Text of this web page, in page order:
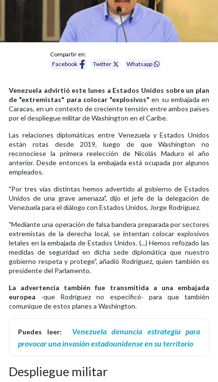
Compartir en:
Facebook
Twitter Whatsapp
Venezuela advirtió este lunes a Estados Unidos sobre un plan
de "extremistas" para colocar "explosivos" en su embajada en
Caracas, en un contexto de creciente tensión entre ambos países
por el despliegue militar de Washington en el Caribe.
Las relaciones diplomáticas entre Venezuela y Estados Unidos
están rotas desde 2019, luego de que Washington no
reconociese la primera reelección de Nicolás Maduro el año
anterior. Desde entonces la embajada está ocupada por algunos
empleados.
"Por tres vías distintas hemos advertido al gobierno de Estados
Unidos de una grave amenaza", dijo el jefe de la delegación de
Venezuela para el diálogo con Estados Unidos, Jorge Rodríguez.
"Mediante una operación de falsa bandera preparada por sectores
extremistas de la derecha local, se intentan colocar explosivos
letales en la embajada de Estados Unidos. (...) Hemos refozado las
medidas de seguridad en dicha sede diplomática que nuestro
gobierno respeta y protege", añadió Rodríguez, quien también es
presidente del Parlamento.
La advertencia también fue transmitida a una embajada
europea -que Rodríguez no especificó- para que también
comunique de estos planes a Washington.
Puedes leer:
Venezuela denuncia estrategia para
provocar una invasión estadounidense en su territorio
Despliegue militar